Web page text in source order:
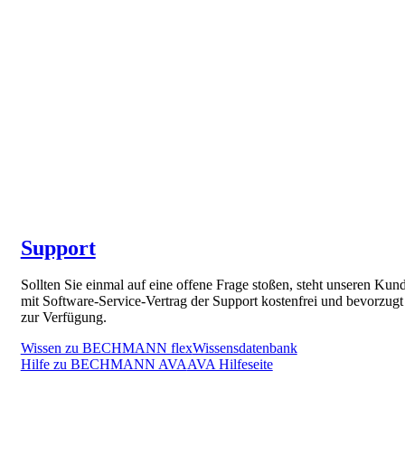
Support
Sollten Sie einmal auf eine offene Frage stoßen, steht unseren
mit Software-Service-Vertrag der Support kostenfrei und bevorzugt
zur Verfügung.
Wissen zu BECHMANN flexWissensdatenbank
Hilfe zu BECHMANN AVAAVA Hilfeseite